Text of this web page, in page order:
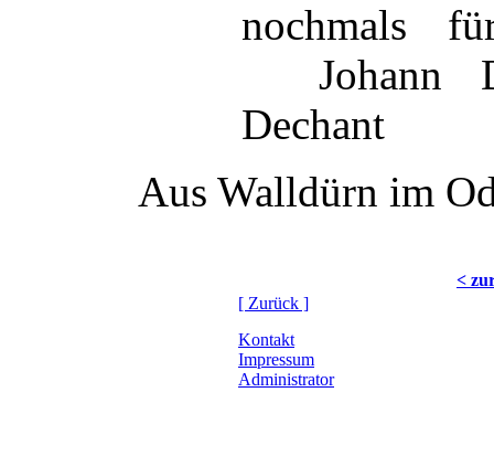
nochmals
Johann
Dechant
Aus Walldürn im
<
[ Zurück ]
Kontakt
Impressum
Administrator